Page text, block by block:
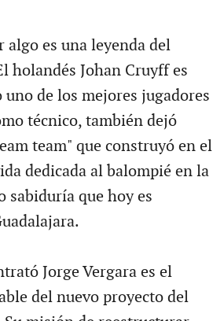
algo es una leyenda del
holandés Johan Cruyff es
de los mejores jugadores
técnico, también dejó
team" que construyó en el
dedicada al balompié en la
sabiduría que hoy es
Jorge Vergara es el
del nuevo proyecto del